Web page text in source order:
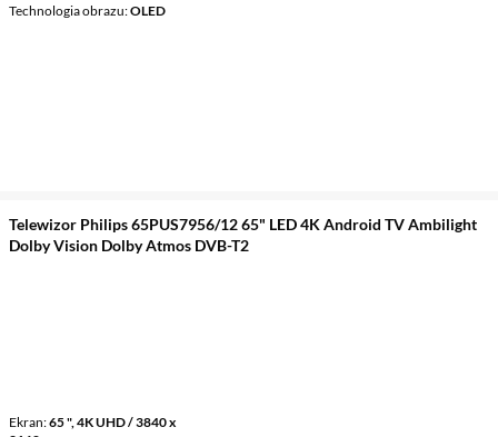
Technologia obrazu OLED
Telewizor Philips 65PUS7956/12 65" LED 4K Android TV Ambilight
Dolby Vision Dolby Atmos DVB-T2
Ekran 65 ", 4K UHD / 3840 x